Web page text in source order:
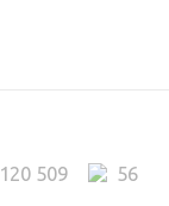
56
120 509